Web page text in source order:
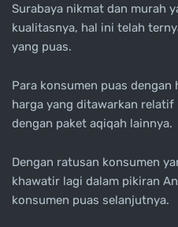
Surabaya nikmat dan murah
kualitasnya, hal ini telah
yang puas.
Para konsumen puas dengan
harga yang ditawarkan
dengan paket aqiqah lainnya.
Dengan ratusan konsumen
khawatir lagi dalam pikiran
konsumen puas selanjutnya.